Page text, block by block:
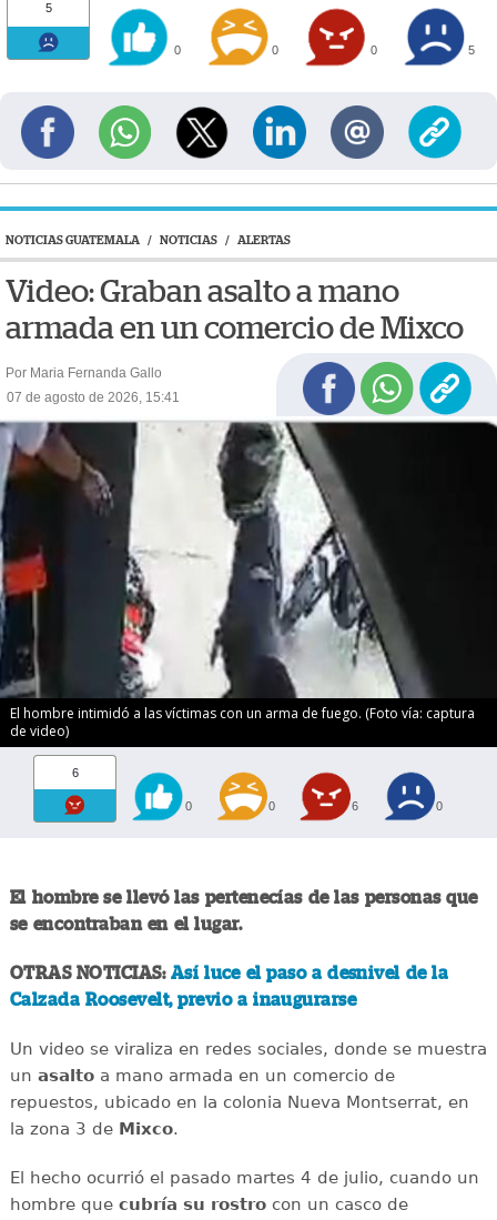
5
0 0 0 5
NOTICIAS GUATEMALA / NOTICIAS / ALERTAS
Video: Graban asalto a mano
armada en un comercio de Mixco
Por Maria Fernanda Gallo
07 de agosto de 2026, 15:41
El hombre intimidó a las víctimas con un arma de fuego. (Foto vía: captura
de video)
6
0 0 6 0
El hombre se llevó las pertenecías de las personas que
se encontraban en el lugar.
OTRAS NOTICIAS: Así luce el paso a desnivel de la
Calzada Roosevelt, previo a inaugurarse
Un video se viraliza en redes sociales, donde se muestra
un asaltoa mano armada en un comercio de
repuestos, ubicado en la colonia Nueva Montserrat, en
la zona 3 de Mixco.
El hecho ocurrió el pasado martes 4 de julio, cuando un
hombre que cubría su rostrocon un casco de